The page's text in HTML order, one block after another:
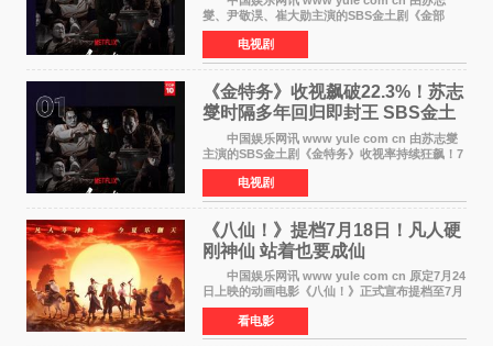
燮、尹敬淏、崔大勋主演的SBS金土剧《金部
长》持续席卷全球，收获海内外观众热烈反
响。 15日，据Netflix官方排行榜网站Tudum
公布的数据，SBS金土剧《
电视剧
《金特务》收视飙破22.3%！苏志
燮时隔多年回归即封王 SBS金土
剧新纪录诞生
中国娱乐网讯 www yule com cn 由苏志燮
主演的SBS金土剧《金特务》收视率持续狂飙！7
月11日播出的第6集全国平均收视率高达22 3%，
瞬间最高更冲上26 4%，不仅再度刷新自身纪
录，更稳坐同时段
电视剧
《八仙！》提档7月18日！凡人硬
刚神仙 站着也要成仙
中国娱乐网讯 www yule com cn 原定7月24
日上映的动画电影《八仙！》正式宣布提档至7月
18日。这部国风动画大片将八仙过海，各显神通
这句刻在国人DNA里的俗语玩出了新花样——影
片讲述凡人
看电影